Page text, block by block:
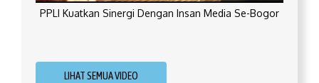
PPLI Kuatkan Sinergi Dengan Insan Media Se-Bogor
LIHAT SEMUA VIDEO